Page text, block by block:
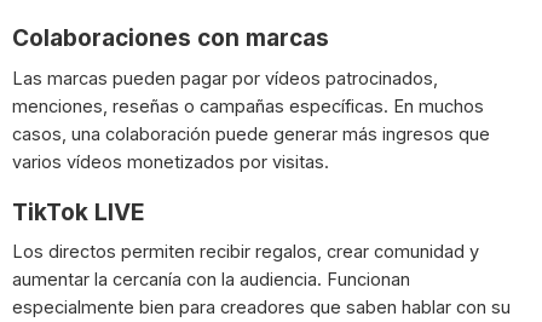
Colaboraciones con marcas
Las marcas pueden pagar por vídeos patrocinados,
menciones, reseñas o campañas específicas. En muchos
casos, una colaboración puede generar más ingresos que
varios vídeos monetizados por visitas.
TikTok LIVE
Los directos permiten recibir regalos, crear comunidad y
aumentar la cercanía con la audiencia. Funcionan
especialmente bien para creadores que saben hablar con su